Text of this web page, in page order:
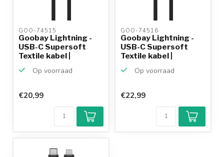
GOO-74515
Goobay Lightning -
USB-C Supersoft
Textile kabel |
Op voorraad
€20,99
GOO-74516
Goobay Lightning -
USB-C Supersoft
Textile kabel |
Op voorraad
€22,99